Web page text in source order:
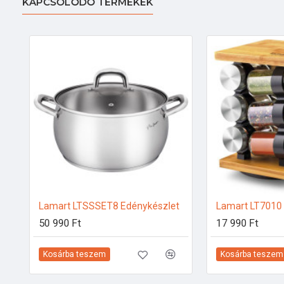
Lamart LTSSSET8 Edénykészlet
50 990 Ft
Kosárba teszem
17 990 Ft
Kosárba teszem